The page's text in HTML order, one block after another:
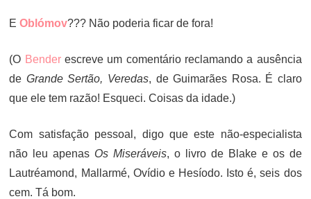
EOblómov??? Não poderia ficar de fora!
(O Benderescreve um comentário reclamando a ausência
de Grande Sertão, Veredas, de Guimarães Rosa. É claro
que ele tem razão! Esqueci. Coisas da idade.)
Com satisfação pessoal, digo que este não-especialista
não leu apenas Os Miseráveis, o livro de Blake e os de
Lautréamond, Mallarmé, Ovídio e Hesíodo. Isto é, seis dos
cem. Tá bom.